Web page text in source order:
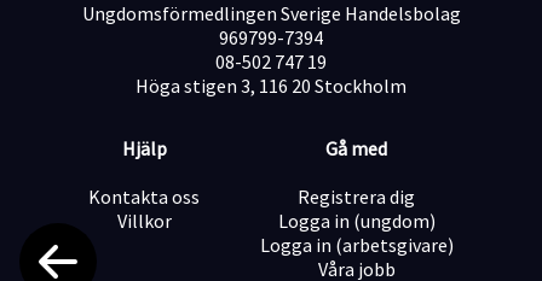
Vi arbetar med löpande urval och tjänsten kan
tillsättas innan sista ansökningsdag. Skicka därför in
Ungdomsförmedlingen Sverige Handelsbolag
969799-7394
08-502 747 19
Höga stigen 3, 116 20 Stockholm
Hjälp
Kontakta oss
Villkor
Gå med
Registrera dig
Logga in (ungdom)
Logga in (arbetsgivare)
Våra jobb